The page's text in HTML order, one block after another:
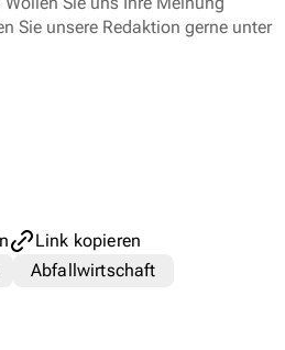
Sie unsere Redaktion gerne unter
Link kopieren
Abfallwirtschaft